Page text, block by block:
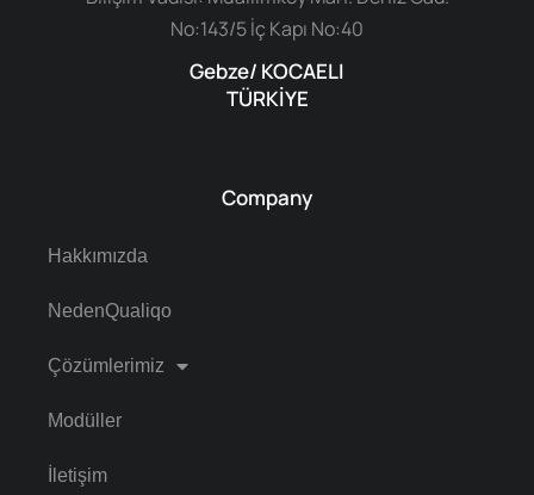
No:143/5 İç Kapı No:40
Gebze/ KOCAELI
TÜRKİYE
Company
Hakkımızda
NedenQualiqo
Çözümlerimiz
Modüller
İletişim